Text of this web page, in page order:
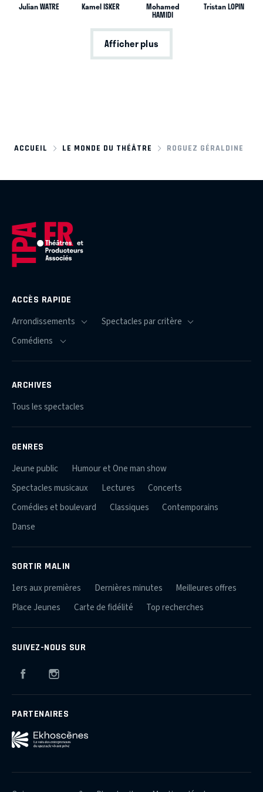
Julian WATRE Kamel ISKER Mohamed
HAMIDI
Tristan LOPIN
Afficher plus
ACCUEIL LE MONDE DU THÉÂTRE ROGUEZ GÉRALDINE
ACCÈS RAPIDE
ARCHIVES
Tous les spectacles
GENRES
Jeune public
Humour et One man show
Spectacles musicaux
Lectures
Concerts
Comédies et boulevard
Classiques
Contemporains
Danse
SORTIR MALIN
1ers aux premières Dernières minutes
Meilleures offres
Place Jeunes
Carte de fidélité Top recherches
SUIVEZ-NOUS SUR
Facebook
PARTENAIRES